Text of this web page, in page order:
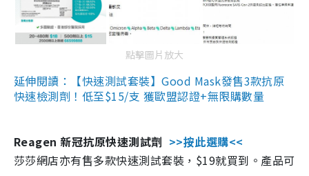
點擊圖片放大
延伸閱讀：【快速測試套裝】Good Mask發售3款抗原
快速檢測劑！低至$15/支 獲歐盟認證+無限購數量
Reagen 新冠抗原快速測試劑 >>按此選購<<
莎莎網店亦有售多款快速測試套裝，$19就買到。產品可